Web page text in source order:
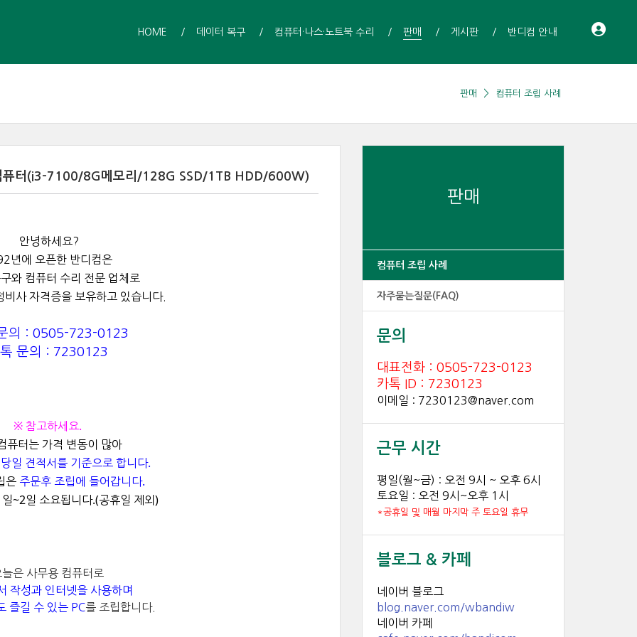
HOME 데이터 복구 컴퓨터·나스·노트북 수리 판매 게시판 반디컴 안내
판매 컴퓨터 조립 사례
판매
컴퓨터 조립 사례
자주묻는질문(FAQ)
문의
대표전화 : 0505-723-0123
카톡 ID : 7230123
이메일 : 7230123@naver.com
근무 시간
평일(월~금) : 오전 9시 ~ 오후 6시
토요일 : 오전 9시~오후 1시
*공휴일 및 매월 마지막 주 토요일 휴무
블로그 & 카페
네이버 블로그
blog.naver.com/wbandiw
네이버 카페
퓨터(i3-7100/8G메모리/128G SSD/1TB HDD/600W)
안녕하세요?
년에 오픈한 반디컴은
와 컴퓨터 수리 전문 업체로
비사 자격증을 보유하고 있습니다.
의 : 0505-723-0123
문의 : 7230123
※ 참고하세요.
퓨터는 가격 변동이 많아
당일 견적서를 기준으로 합니다.
은 주문후 조립에 들어갑니다.
~2일 소요됩니다.(공휴일 제외)
은 사무용 컴퓨터로
작성과 인터넷을 사용하며
즐길 수 있는 PC를 조립합니다.